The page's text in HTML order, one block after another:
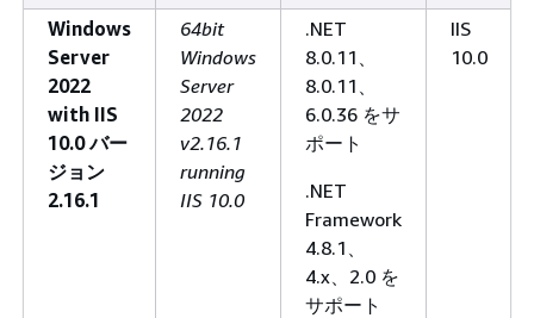
Windows
Server
2022
with IIS
10.0 バー
ジョン
2.16.1
64bit
Windows
Server
2022
v2.16.1
running
IIS 10.0
.NET
8.0.11、
8.0.11、
6.0.36 をサ
ポート
.NET
Framework
4.8.1、
4.x、2.0 を
サポート
IIS
10.0